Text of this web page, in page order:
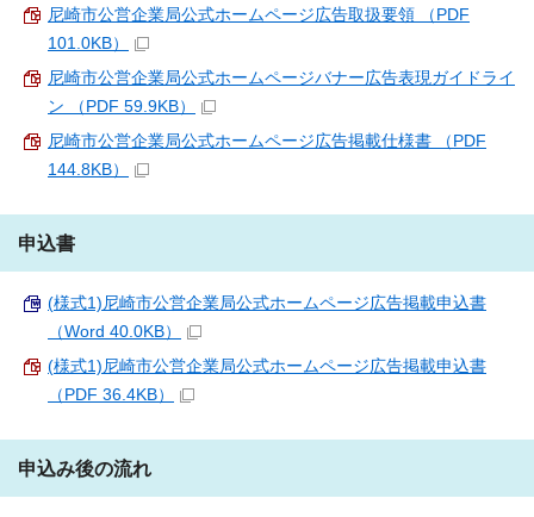
尼崎市公営企業局公式ホームページ広告取扱要領 （PDF
101.0KB）
尼崎市公営企業局公式ホームページバナー広告表現ガイドライ
ン （PDF 59.9KB）
尼崎市公営企業局公式ホームページ広告掲載仕様書 （PDF
144.8KB）
申込書
(様式1)尼崎市公営企業局公式ホームページ広告掲載申込書
（Word 40.0KB）
(様式1)尼崎市公営企業局公式ホームページ広告掲載申込書
（PDF 36.4KB）
申込み後の流れ